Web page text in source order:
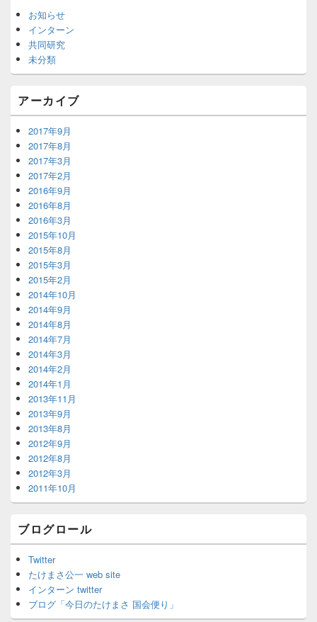
お知らせ
インターン
共同研究
未分類
アーカイブ
2017年9月
2017年8月
2017年3月
2017年2月
2016年9月
2016年8月
2016年3月
2015年10月
2015年8月
2015年3月
2015年2月
2014年10月
2014年9月
2014年8月
2014年7月
2014年3月
2014年2月
2014年1月
2013年11月
2013年9月
2013年8月
2012年9月
2012年8月
2012年3月
2011年10月
ブログロール
Twitter
たけまさ公一 web site
インターン twitter
ブログ「今日のたけまさ 国会便り」